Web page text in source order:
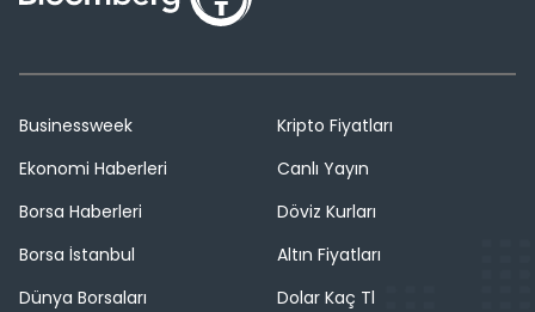
Businessweek
Ekonomi Haberleri
Borsa Haberleri
Borsa İstanbul
Dünya Borsaları
Kripto Fiyatları
Canlı Yayın
Döviz Kurları
Altın Fiyatları
Dolar Kaç Tl